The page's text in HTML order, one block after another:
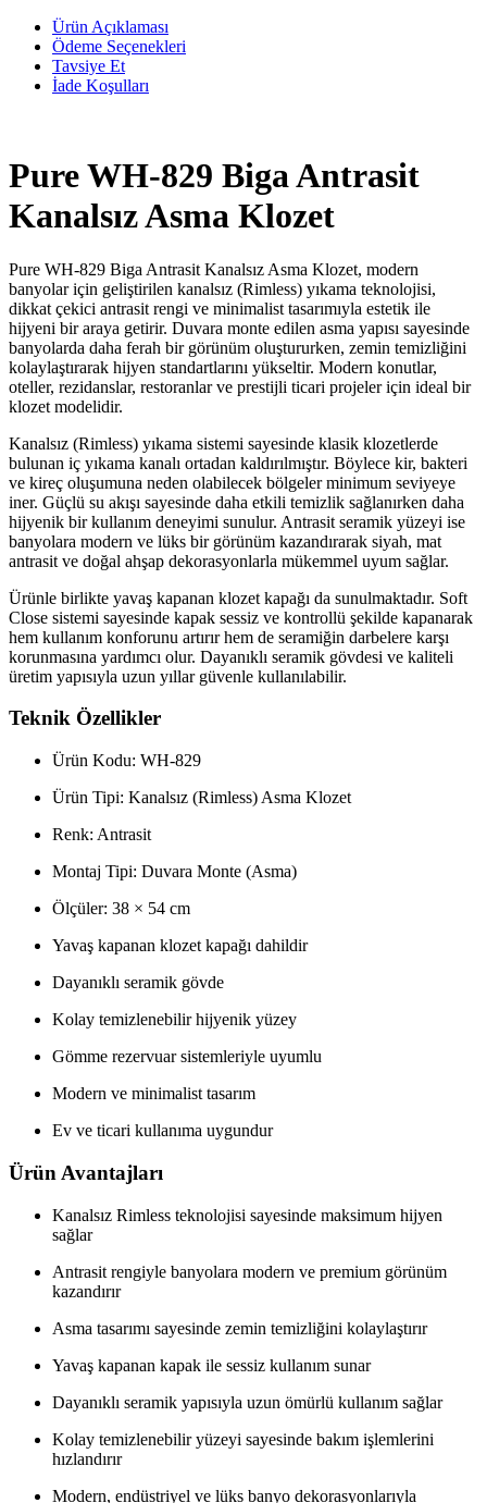
Ürün Açıklaması
Ödeme Seçenekleri
Tavsiye Et
İade Koşulları
Pure WH-829 Biga Antrasit
Kanalsız Asma Klozet
Pure WH-829 Biga Antrasit Kanalsız Asma Klozet, modern
banyolar için geliştirilen kanalsız (Rimless) yıkama teknolojisi,
dikkat çekici antrasit rengi ve minimalist tasarımıyla estetik ile
hijyeni bir araya getirir. Duvara monte edilen asma yapısı sayesinde
banyolarda daha ferah bir görünüm oluştururken, zemin temizliğini
kolaylaştırarak hijyen standartlarını yükseltir. Modern konutlar,
oteller, rezidanslar, restoranlar ve prestijli ticari projeler için ideal bir
klozet modelidir.
Kanalsız (Rimless) yıkama sistemi sayesinde klasik klozetlerde
bulunan iç yıkama kanalı ortadan kaldırılmıştır. Böylece kir, bakteri
ve kireç oluşumuna neden olabilecek bölgeler minimum seviyeye
iner. Güçlü su akışı sayesinde daha etkili temizlik sağlanırken daha
hijyenik bir kullanım deneyimi sunulur. Antrasit seramik yüzeyi ise
banyolara modern ve lüks bir görünüm kazandırarak siyah, mat
antrasit ve doğal ahşap dekorasyonlarla mükemmel uyum sağlar.
Ürünle birlikte yavaş kapanan klozet kapağı da sunulmaktadır. Soft
Close sistemi sayesinde kapak sessiz ve kontrollü şekilde kapanarak
hem kullanım konforunu artırır hem de seramiğin darbelere karşı
korunmasına yardımcı olur. Dayanıklı seramik gövdesi ve kaliteli
üretim yapısıyla uzun yıllar güvenle kullanılabilir.
Teknik Özellikler
Ürün Kodu: WH-829
Ürün Tipi: Kanalsız (Rimless) Asma Klozet
Renk: Antrasit
Montaj Tipi: Duvara Monte (Asma)
Ölçüler: 38 × 54 cm
Yavaş kapanan klozet kapağı dahildir
Dayanıklı seramik gövde
Kolay temizlenebilir hijyenik yüzey
Gömme rezervuar sistemleriyle uyumlu
Modern ve minimalist tasarım
Ev ve ticari kullanıma uygundur
Ürün Avantajları
Kanalsız Rimless teknolojisi sayesinde maksimum hijyen
sağlar
Antrasit rengiyle banyolara modern ve premium görünüm
kazandırır
Asma tasarımı sayesinde zemin temizliğini kolaylaştırır
Yavaş kapanan kapak ile sessiz kullanım sunar
Dayanıklı seramik yapısıyla uzun ömürlü kullanım sağlar
Kolay temizlenebilir yüzeyi sayesinde bakım işlemlerini
hızlandırır
Modern, endüstriyel ve lüks banyo dekorasyonlarıyla